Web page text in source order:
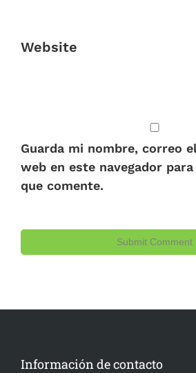
Website
Guarda mi nombre, correo
web en este navegador
que comente.
Información de contacto